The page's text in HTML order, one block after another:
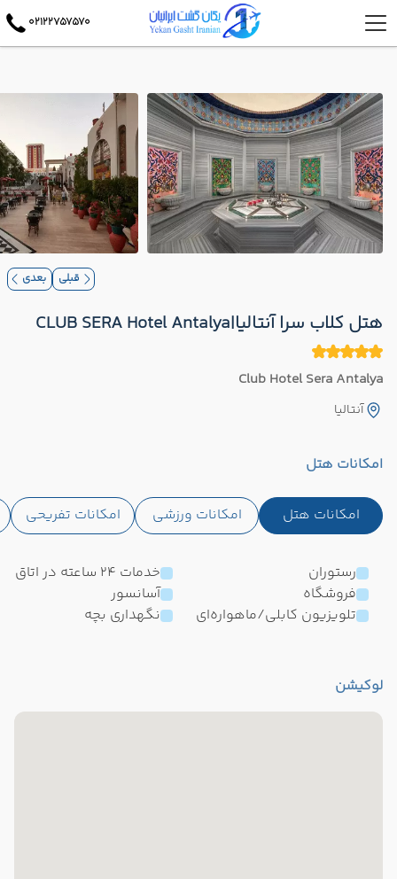
02122757570
قبلی بعدی
هتل کلاب سرا آنتالیا|CLUB SERA Hotel Antalya
Club Hotel Sera Antalya
آنتالیا
امکانات هتل
امکانات هتل امکانات ورزشی امکانات تفریحی
رستوران
فروشگاه
تلویزیون کابلی/ماهواره‌ای
خدمات 24 ساعته در اتاق
آسانسور
نگهداری بچه
لوکیشن